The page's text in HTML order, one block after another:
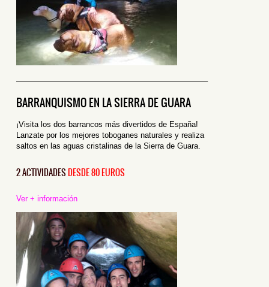
————————————————————————–
BARRANQUISMO EN LA SIERRA DEGUARA
¡Visita los dos barrancos más divertidos de España!
Lanzate por los mejores toboganes naturales y realiza
saltos en las aguas cristalinas de la Sierra de Guara.
2 ACTIVIDADESDESDE 80 EUROS
Ver + información